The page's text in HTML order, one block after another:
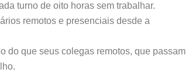
turno de oito horas sem trabalhar.
remotos e presenciais desde a
do que seus colegas remotos, que passam